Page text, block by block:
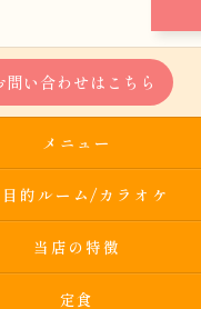
問い合わせはこちら
メニュー
的ルーム/カラオケ
当店の特徴
定食